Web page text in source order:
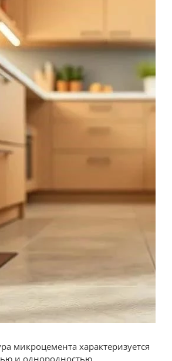
микроцемента характеризуется
и однородностью.